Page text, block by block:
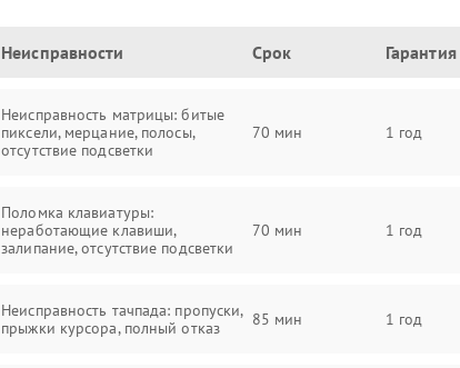
Неисправности Срок Гарантия
Неисправность матрицы: битые
пиксели, мерцание, полосы,
отсутствие подсветки
70 мин 1 год
Поломка клавиатуры:
неработающие клавиши,
залипание, отсутствие подсветки
70 мин 1 год
Неисправность тачпада: пропуски,
прыжки курсора, полный отказ
85 мин 1 год